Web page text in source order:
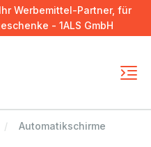
Werbemittel-Partner, für
- 1ALS GmbH
Automatikschirme